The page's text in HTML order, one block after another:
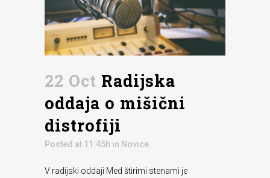
22 Oct Radijska
oddaja o mišični
distrofiji
Posted at 11:45h in Novice
V radijski oddaji Med štirimi stenami je